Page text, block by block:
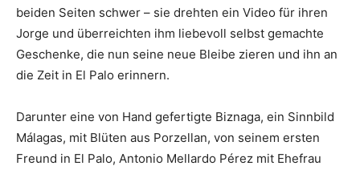
beiden Seiten schwer – sie drehten ein Video für ihren
Jorge und überreichten ihm liebevoll selbst gemachte
Geschenke, die nun seine neue Bleibe zieren und ihn an
die Zeit in El Palo erinnern.
Darunter eine von Hand gefertigte Biznaga, ein Sinnbild
Málagas, mit Blüten aus Porzellan, von seinem ersten
Freund in El Palo, Antonio Mellardo Pérez mit Ehefrau